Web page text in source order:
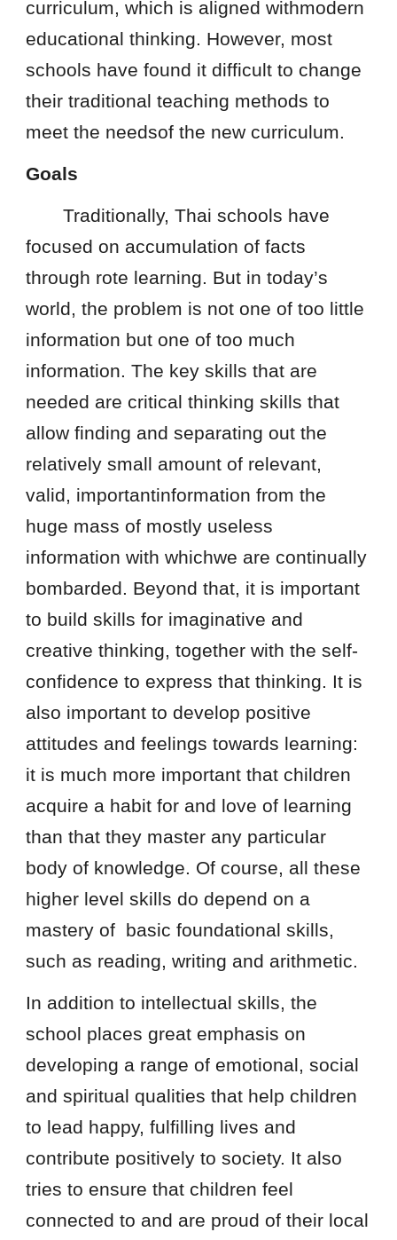
curriculum, which is aligned withmodern
educational thinking. However, most
schools have found it difficult to change
their traditional teaching methods to
meet the needsof the new curriculum.
Goals
Traditionally, Thai schools have
focused on accumulation of facts
through rote learning. But in today’s
world, the problem is not one of too little
information but one of too much
information. The key skills that are
needed are critical thinking skills that
allow finding and separating out the
relatively small amount of relevant,
valid, importantinformation from the
huge mass of mostly useless
information with whichwe are continually
bombarded. Beyond that, it is important
to build skills for imaginative and
creative thinking, together with the self-
confidence to express that thinking. It is
also important to develop positive
attitudes and feelings towards learning:
it is much more important that children
acquire a habit for and love of learning
than that they master any particular
body of knowledge. Of course, all these
higher level skills do depend on a
mastery of basic foundational skills,
such as reading, writing and arithmetic.
In addition to intellectual skills, the
school places great emphasis on
developing a range of emotional, social
and spiritual qualities that help children
to lead happy, fulfilling lives and
contribute positively to society. It also
tries to ensure that children feel
connected to and are proud of their local